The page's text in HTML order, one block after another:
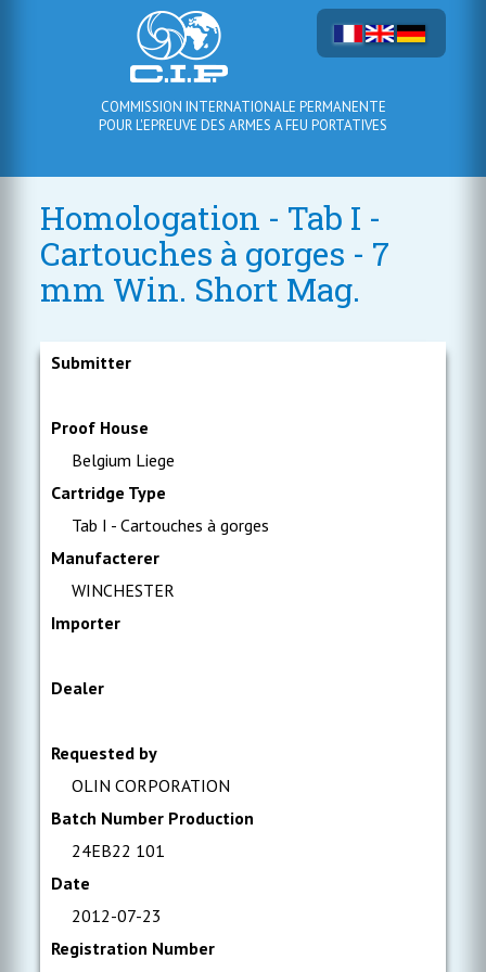
COMMISSION INTERNATIONALE PERMANENTE
POUR L'EPREUVE DES ARMES A FEU PORTATIVES
Homologation - Tab I -
Cartouches à gorges - 7
mm Win. Short Mag.
Submitter
Proof House
Belgium Liege
Cartridge Type
Tab I - Cartouches à gorges
Manufacterer
WINCHESTER
Importer
Dealer
Requested by
OLIN CORPORATION
Batch Number Production
24EB22 101
Date
2012-07-23
Registration Number